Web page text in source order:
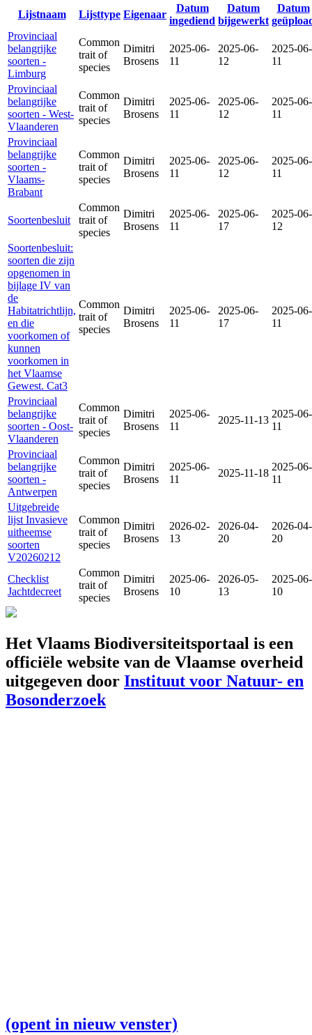
Lijstnaam
Lijsttype Eigenaar
Datum
ingediend
Datum
bijgewerkt
Datum
Provinciaal
belangrijke
soorten -
Limburg
Common
trait of
species
Dimitri
Brosens
2025-06-
11
2025-06-
12
2025-06-
11
Provinciaal
belangrijke
soorten - West-
Vlaanderen
Common
trait of
species
Dimitri
Brosens
2025-06-
11
2025-06-
12
2025-06-
11
Provinciaal
belangrijke
soorten -
Vlaams-
Brabant
Common
trait of
species
Dimitri
Brosens
2025-06-
11
2025-06-
12
2025-06-
11
Soortenbesluit
Common
trait of
species
Dimitri
Brosens
2025-06-
11
2025-06-
17
2025-06-
12
Soortenbesluit:
soorten die zijn
opgenomen in
bijlage IV van
de
Habitatrichtlijn,
en die
voorkomen of
kunnen
voorkomen in
het Vlaamse
Gewest. Cat3
Common
trait of
species
Dimitri
Brosens
2025-06-
11
2025-06-
17
2025-06-
11
Provinciaal
belangrijke
soorten - Oost-
Vlaanderen
Common
trait of
species
Dimitri
Brosens
2025-06-
11
2025-11-13
2025-06-
11
Provinciaal
belangrijke
soorten -
Antwerpen
Common
trait of
species
Dimitri
Brosens
2025-06-
11
2025-11-18
2025-06-
11
Uitgebreide
lijst Invasieve
uitheemse
soorten
V20260212
Common
trait of
species
Dimitri
Brosens
2026-02-
13
2026-04-
20
2026-04-
20
Checklist
Jachtdecreet
Common
trait of
species
Dimitri
Brosens
2025-06-
10
2026-05-
13
2025-06-
10
Het Vlaams Biodiversiteitsportaal is een
officiële website van de Vlaamse overheid
uitgegeven door Instituut voor Natuur- en
Bosonderzoek
(opent in nieuw venster)